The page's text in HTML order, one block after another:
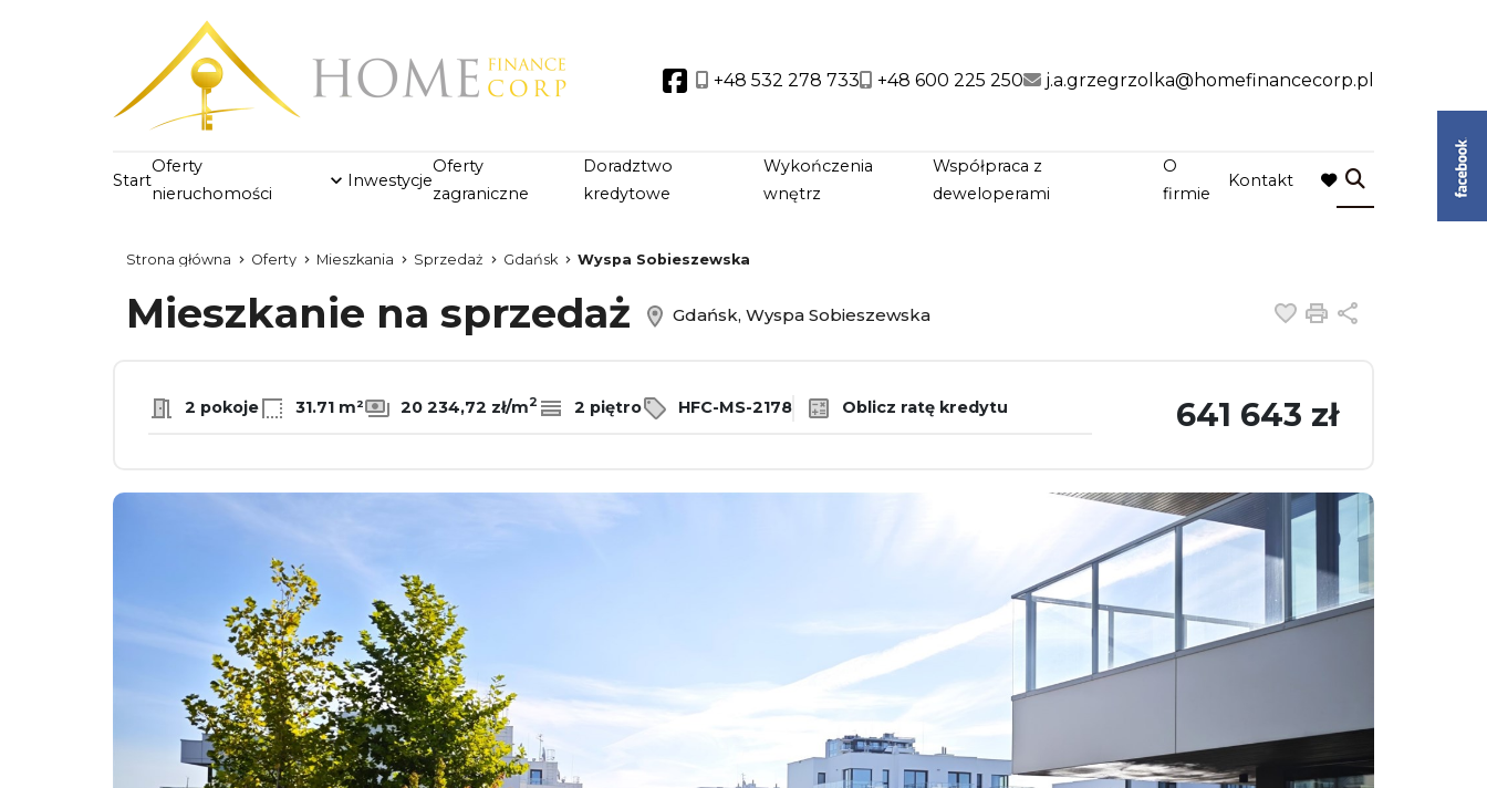
Social link
+48 532 278 733 +48 600 225 250 j.a.grzegrzolka@homefinancecorp.pl
Start
Oferty
nieruchomości
Inwestycje
Oferty
zagraniczne
Doradztwo
kredytowe
Wykończenia
wnętrz
Współpraca z
deweloperami
O
firmie
Kontakt
favorite
Strona główna Oferty Mieszkania Sprzedaż Gdańsk Wyspa Sobieszewska
Mieszkanie na sprzedaż Gdańsk, Wyspa Sobieszewska Dodaj do
Drukuj
2 pokoje 31.71 m² 20 234,72 zł/m2 2 piętro HFC-MS-2178 Oblicz ratę kredytu 641 643 zł